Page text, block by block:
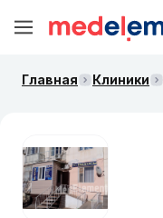
Главная Клиники